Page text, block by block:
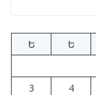
Ե
Ե
3
4